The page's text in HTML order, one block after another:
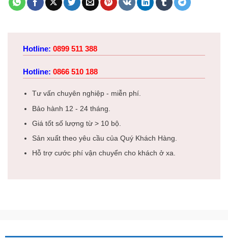
Hotline: 0899 511 388
Hotline: 0866 510 188
Tư vấn chuyên nghiệp - miễn phí.
Bảo hành 12 - 24 tháng.
Giá tốt số lượng từ > 10 bộ.
Sản xuất theo yêu cầu của Quý Khách Hàng.
Hỗ trợ cước phí vận chuyển cho khách ở xa.